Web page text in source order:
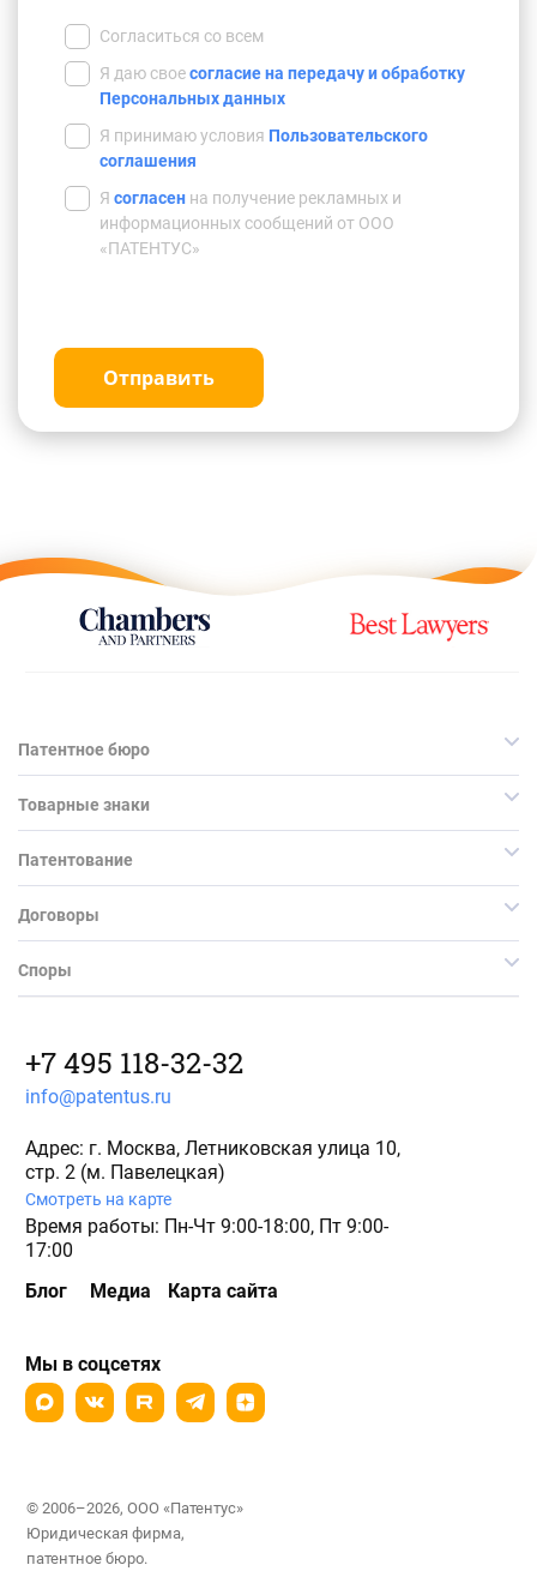
Согласиться со всем
Я даю своесогласие на передачу и обработку
Персональных данных
Я принимаю условия Пользовательского
соглашения
Я согласен на получение рекламных и
информационных сообщений от ООО
«ПАТЕНТУС»
Отправить
Патентное бюро
Товарные знаки
Патентование
Договоры
Споры
+7 495 118-32-32
info@patentus.ru
Адрес: г. Москва, Летниковская улица 10,
стр. 2 (м. Павелецкая)
Смотреть на карте
Время работы: Пн-Чт 9:00-18:00, Пт 9:00-
17:00
Блог
Медиа Карта сайта
Мы в соцсетях
© 2006–2026, ООО «Патентус»
Юридическая фирма,
патентное бюро.